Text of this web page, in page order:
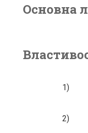
Основна
1)
2)